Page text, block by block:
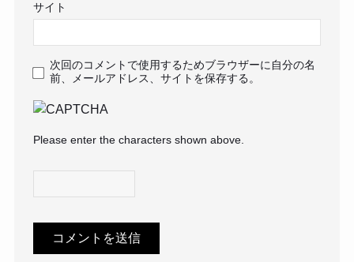
サイト
次回のコメントで使用するためブラウザーに自分の名
前、メールアドレス、サイトを保存する。
Please enter the characters shown above.